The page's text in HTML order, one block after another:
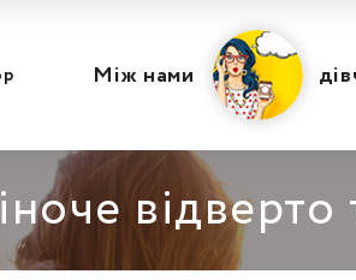
Між нами
відверто